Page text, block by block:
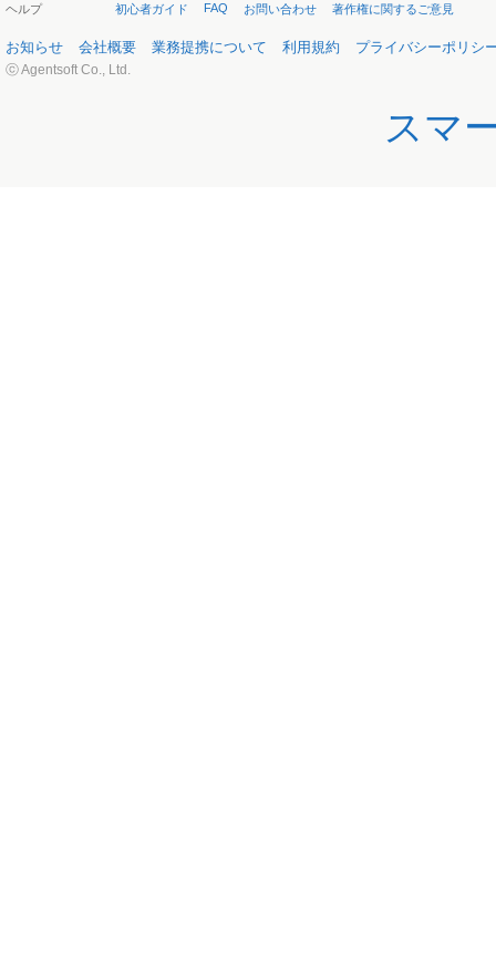
ヘルプ
初心者ガイド FAQ お問い合わせ 著作権に関するご意見
お知らせ 会社概要 業務提携について 利用規約 プライバシーポリシ
ⓒ Agentsoft Co., Ltd.
スマ